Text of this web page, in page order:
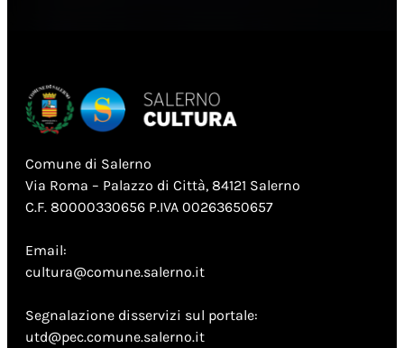
Comune di Salerno
Via Roma – Palazzo di Città, 84121 Salerno
C.F. 80000330656 P.IVA 00263650657
Email:
cultura@comune.salerno.it
Segnalazione disservizi sul portale:
utd@pec.comune.salerno.it